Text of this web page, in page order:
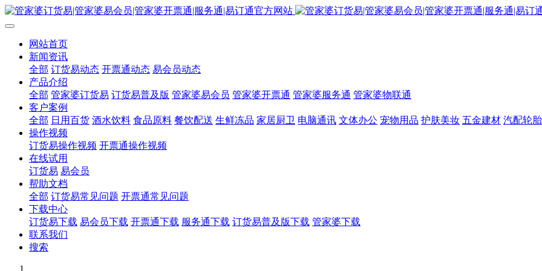
网站首页
新闻资讯
全部 订货易动态 开票通动态 易会员动态
产品介绍
全部 管家婆订货易 订货易普及版 管家婆易会员 管家婆开票通 管家婆服务通 管家婆物联通
客户案例
全部 日用百货 酒水饮料 食品原料 餐饮配送 生鲜冻品 家居厨卫 电脑通讯 文体办公 宠物用品 护肤美妆 五金建材 汽配轮胎
操作视频
订货易操作视频 开票通操作视频
在线试用
订货易 易会员
帮助文档
全部 订货易常见问题 开票通常见问题
下载中心
订货易下载 易会员下载 开票通下载 服务通下载 订货易普及版下载 管家婆下载
联系我们
搜索